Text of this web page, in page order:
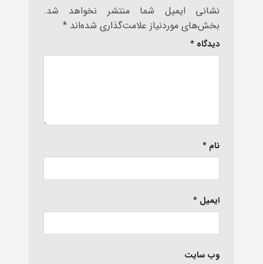
نشانی ایمیل شما منتشر نخواهد شد.
بخش‌های موردنیاز علامت‌گذاری شده‌اند *
دیدگاه *
نام *
ایمیل *
وب‌ سایت